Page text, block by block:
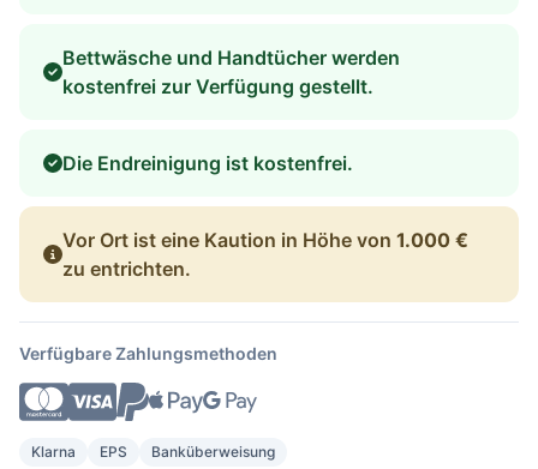
Bettwäsche und Handtücher werden
kostenfrei zur Verfügung gestellt.
Die Endreinigung ist kostenfrei.
Vor Ort ist eine Kaution in Höhe von 1.000 €
zu entrichten.
Verfügbare Zahlungsmethoden
Klarna EPS Banküberweisung